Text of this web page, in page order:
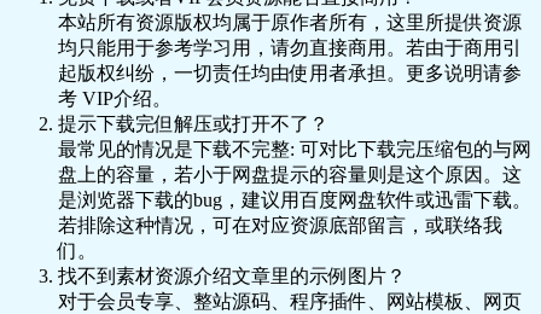
🎥 马丁的早晨 27.mkv 1.5G
🎥 马丁的早晨 28.mkv 1.5G
🎥 马丁的早晨 29.mkv 1.5G
🎥 马丁的早晨 30.mkv 1.5G
🎥 马丁的早晨 31.mkv 1.5G
🎥 马丁的早晨 32.mkv 1.5G
🎥 马丁的早晨 33.mkv 1.5G
🎥 马丁的早晨 34.mkv 1.5G
🎥 马丁的早晨 35.mkv 1.5G
🎥 马丁的早晨 37.mkv 1.5G
🎥 马丁的早晨 38.mkv 1.5G
本站所有资源版权均属于原作者所有，这里所提供资源
均只能用于参考学习用，请勿直接商用。若由于商用引
起版权纠纷，一切责任均由使用者承担。更多说明请参
考 VIP介绍。
提示下载完但解压或打开不了？
最常见的情况是下载不完整: 可对比下载完压缩包的与网
盘上的容量，若小于网盘提示的容量则是这个原因。这
是浏览器下载的bug，建议用百度网盘软件或迅雷下载。
若排除这种情况，可在对应资源底部留言，或联络我
们。
找不到素材资源介绍文章里的示例图片？
对于会员专享、整站源码、程序插件、网站模板、网页